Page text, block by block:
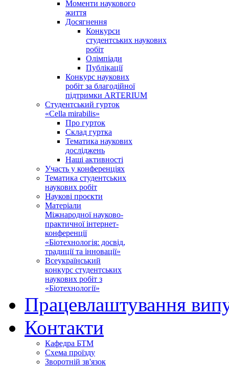
Моменти наукового
життя
Досягнення
Конкурси
студентських наукових
робіт
Олімпіади
Публікації
Конкурс наукових
робіт за благодійної
підтримки ARTERIUM
Студентський гурток
«Cella mirabilis»
Про гурток
Склад гуртка
Тематика наукових
досліджень
Наші активності
Участь у конференціях
Тематика студентських
наукових робіт
Наукові проєкти
Матеріали
Міжнародної науково-
практичної інтернет-
конференції
«Біотехнологія: досвід,
традиції та інновації»
Всеукраїнський
конкурс студентських
наукових робіт з
«Біотехнології»
Працевлаштування
Контакти
Кафедра БТМ
Схема проїзду
Зворотній зв'язок